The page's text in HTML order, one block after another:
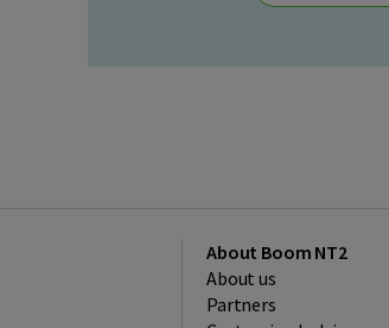
About Boom NT2
About us
Partners